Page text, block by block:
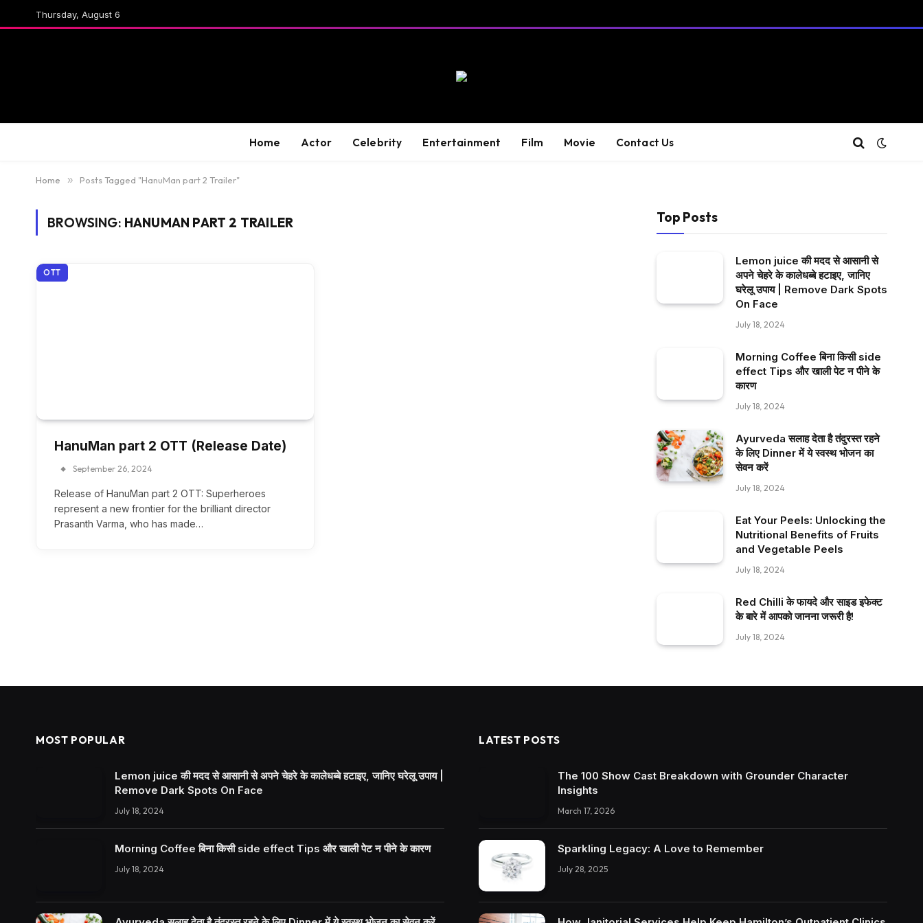
Thursday, August 6
Home Actor Celebrity Entertainment Film Movie Contact Us
Home » Posts Tagged "HanuMan part 2 Trailer"
BROWSING: HANUMAN PART 2 TRAILER
OTT
HanuMan part 2 OTT (Release Date)
September 26, 2024
Release of HanuMan part 2 OTT: Superheroes
represent a new frontier for the brilliant director
Prasanth Varma, who has made…
Top Posts
Lemon juice की मदद से आसानी से
अपने चेहरे के कालेधब्बे हटाइए, जानिए
घरेलू उपाय | Remove Dark Spots
On Face
July 18, 2024
Morning Coffee बिना किसी side
effect Tips और खाली पेट न पीने के
कारण
July 18, 2024
Ayurveda सलाह देता है तंदुरस्त रहने
के लिए Dinner में ये स्वस्थ भोजन का
सेवन करें
July 18, 2024
Eat Your Peels: Unlocking the
Nutritional Benefits of Fruits
and Vegetable Peels
July 18, 2024
Red Chilli के फायदे और साइड इफेक्ट
के बारे में आपको जानना जरूरी है!
July 18, 2024
MOST POPULAR
Lemon juice की मदद से आसानी से अपने चेहरे के कालेधब्बे हटाइए, जानिए घरेलू उपाय |
Remove Dark Spots On Face
July 18, 2024
Morning Coffee बिना किसी side effect Tips और खाली पेट न पीने के कारण
July 18, 2024
LATEST POSTS
The 100 Show Cast Breakdown with Grounder Character
Insights
March 17, 2026
Sparkling Legacy: A Love to Remember
July 28, 2025